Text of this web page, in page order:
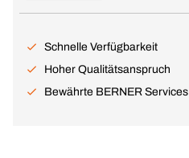
Schnelle Verfügbarkeit
Hoher Qualitätsanspruch
Bewährte BERNER Services